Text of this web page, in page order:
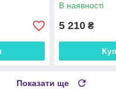
В наявності
5 210 ₴
Показати ще